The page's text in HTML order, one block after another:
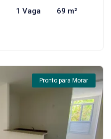
1 Vaga 69 m²
Pronto para Morar